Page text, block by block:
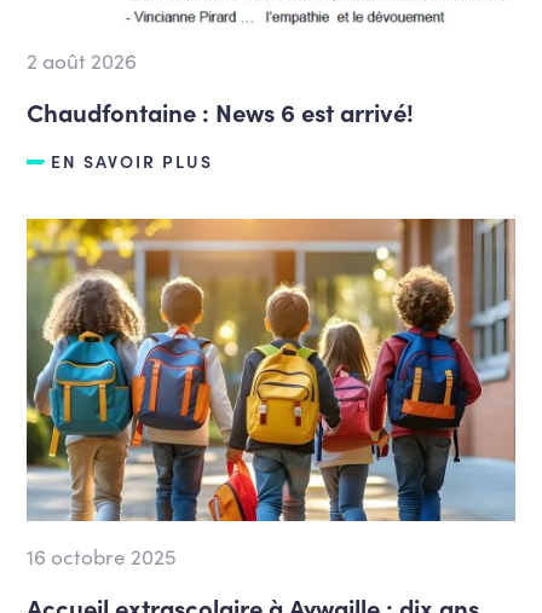
2 août 2026
Chaudfontaine : News 6 est arrivé!
EN SAVOIR PLUS
16 octobre 2025